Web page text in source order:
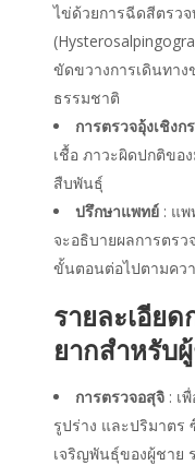
ไข่ด้วยการฉีดสีตรวจ
ขัดขวางการเดินทา
ธรรมชาติ
การตรวจอุ้งเชิงก
เชื้อ ภาวะผิดปกติขอ
สืบพันธุ์
ปรึกษาแพทย์ : แ
จะอธิบายผลการตร
ขั้นตอนต่อไปตามคว
รายละเอีย
ยากสำหรับ
การตรวจอสุจิ : เ
รูปร่าง และปริมาต
เจริญพันธุ์ของผู้ชาย